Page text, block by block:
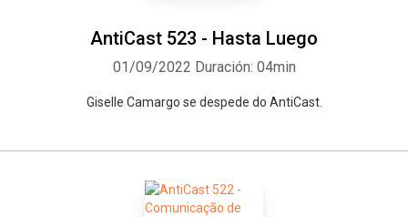
AntiCast 523 - Hasta Luego
01/09/2022 Duración: 04min
Giselle Camargo se despede do AntiCast.